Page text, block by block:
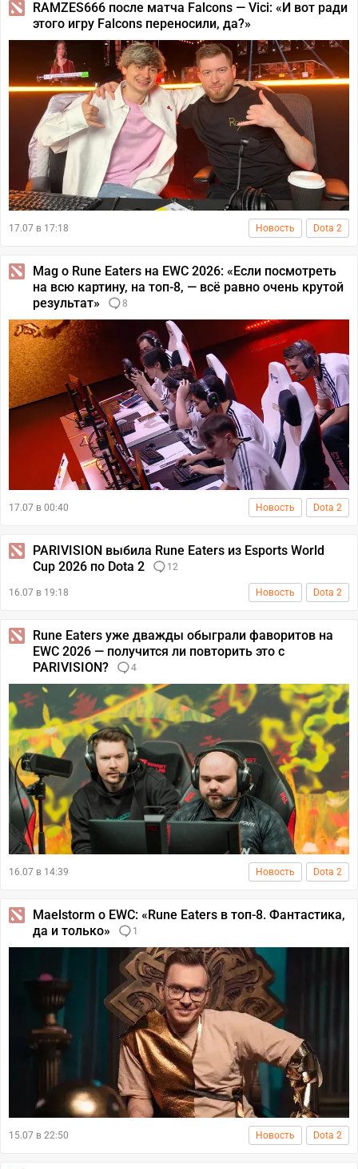
RAMZES666 после матча Falcons — Vici: «И вот ради
этого игру Falcons переносили, да?»
17.07 в 17:18 Новость Dota 2
Mag о Rune Eaters на EWC 2026: «Если посмотреть
на всю картину, на топ-8, — всё равно очень крутой
результат»
8
17.07 в 00:40 Новость Dota 2
PARIVISION выбила Rune Eaters из Esports World
Cup 2026 по Dota 2
12
16.07 в 19:18 Новость Dota 2
Rune Eaters уже дважды обыграли фаворитов на
EWC 2026 — получится ли повторить это с
PARIVISION?
4
16.07 в 14:39 Новость Dota 2
Maelstorm о EWC: «Rune Eaters в топ-8. Фантастика,
да и только»
1
15.07 в 22:50 Новость Dota 2